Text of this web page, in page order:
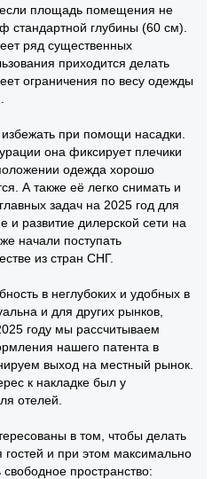
если площадь помещения не
стандартной глубины (60 см).
ряд существенных
приходится делать
ограничения по весу одежды
при помощи насадки.
она фиксирует плечики
одежда хорошо
А также её легко снимать и
задач на 2025 год для
и развитие дилерской сети на
начали поступать
из стран СНГ.
в неглубоких и удобных в
и для других рынков,
году мы рассчитываем
нашего патента в
выход на местный рынок.
к накладке был у
отелей.
в том, чтобы делать
и при этом максимально
пространство: